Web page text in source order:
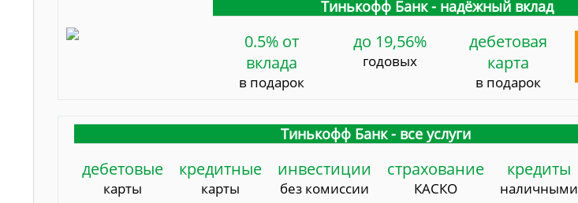
Тинькофф Банк - надёжный вклад
0.5% от
вклада
в подарок
до 19,56%
годовых
дебетовая
карта
в подарок
Тинькофф Банк - все услуги
дебетовые
карты
кредитные
карты
инвестиции
без комиссии
страхование
КАСКО
кредиты
наличными